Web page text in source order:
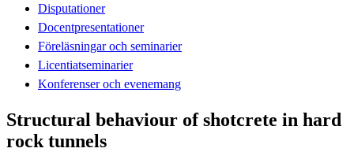
Disputationer
Docentpresentationer
Föreläsningar och seminarier
Licentiatseminarier
Konferenser och evenemang
Structural behaviour of shotcrete in hard
rock tunnels